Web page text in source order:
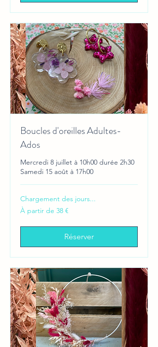
Boucles d'oreilles Adultes-
Ados
Mercredi 8 juillet à 10h00 durée 2h30
Samedi 15 août à 17h00
Chargement des jours...
À
partir
À partir de 38 €
Réserver